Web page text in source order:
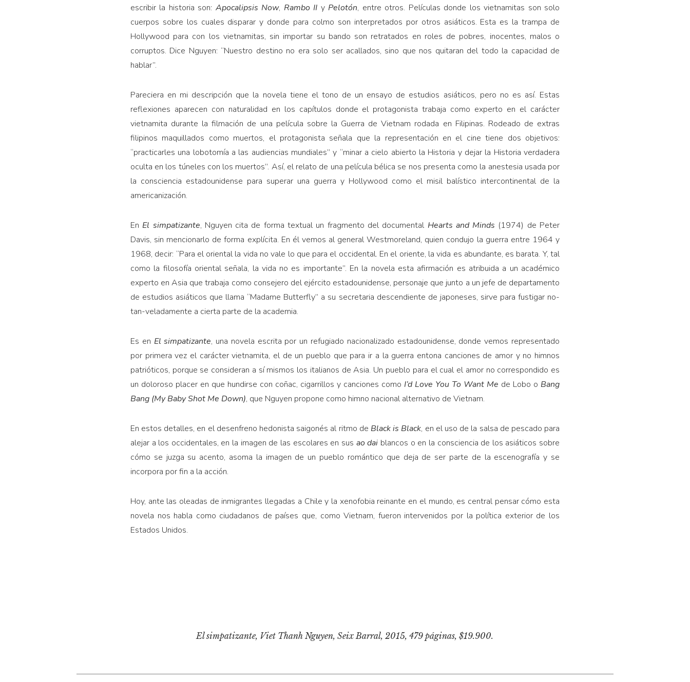
escribir la historia son: Apocalipsis Now, Rambo II y Pelotón, entre otros. Películas donde los vietnamitas son solo
cuerpos sobre los cuales disparar y donde para colmo son interpretados por otros asiáticos. Esta es la trampa de
Hollywood para con los vietnamitas, sin importar su bando son retratados en roles de pobres, inocentes, malos o
corruptos. Dice Nguyen: “Nuestro destino no era solo ser acallados, sino que nos quitaran del todo la capacidad de
hablar”.
Pareciera en mi descripción que la novela tiene el tono de un ensayo de estudios asiáticos, pero no es así. Estas
reflexiones aparecen con naturalidad en los capítulos donde el protagonista trabaja como experto en el carácter
vietnamita durante la filmación de una película sobre la Guerra de Vietnam rodada en Filipinas. Rodeado de extras
filipinos maquillados como muertos, el protagonista señala que la representación en el cine tiene dos objetivos:
“practicarles una lobotomía a las audiencias mundiales” y “minar a cielo abierto la Historia y dejar la Historia verdadera
oculta en los túneles con los muertos”. Así, el relato de una película bélica se nos presenta como la anestesia usada por
la consciencia estadounidense para superar una guerra y Hollywood como el misil balístico intercontinental de la
americanización.
En El simpatizante, Nguyen cita de forma textual un fragmento del documental Hearts and Minds (1974) de Peter
Davis, sin mencionarlo de forma explícita. En él vemos al general Westmoreland, quien condujo la guerra entre 1964 y
1968, decir: “Para el oriental la vida no vale lo que para el occidental. En el oriente, la vida es abundante, es barata. Y, tal
como la filosofía oriental señala, la vida no es importante”. En la novela esta afirmación es atribuida a un académico
experto en Asia que trabaja como consejero del ejército estadounidense, personaje que junto a un jefe de departamento
de estudios asiáticos que llama “Madame Butterfly” a su secretaria descendiente de japoneses, sirve para fustigar no-
tan-veladamente a cierta parte de la academia.
Es en El simpatizante, una novela escrita por un refugiado nacionalizado estadounidense, donde vemos representado
por primera vez el carácter vietnamita, el de un pueblo que para ir a la guerra entona canciones de amor y no himnos
patrióticos, porque se consideran a sí mismos los italianos de Asia. Un pueblo para el cual el amor no correspondido es
un doloroso placer en que hundirse con coñac, cigarrillos y canciones como I’d Love You To Want Me de Lobo o Bang
Bang (My Baby Shot Me Down), que Nguyen propone como himno nacional alternativo de Vietnam.
En estos detalles, en el desenfreno hedonista saigonés al ritmo de Black is Black, en el uso de la salsa de pescado para
alejar a los occidentales, en la imagen de las escolares en sus ao dai blancos o en la consciencia de los asiáticos sobre
cómo se juzga su acento, asoma la imagen de un pueblo romántico que deja de ser parte de la escenografía y se
incorpora por fin a la acción.
Hoy, ante las oleadas de inmigrantes llegadas a Chile y la xenofobia reinante en el mundo, es central pensar cómo esta
novela nos habla como ciudadanos de países que, como Vietnam, fueron intervenidos por la política exterior de los
Estados Unidos.
El simpatizante, Viet Thanh Nguyen, Seix Barral, 2015, 479 páginas, $19.900.